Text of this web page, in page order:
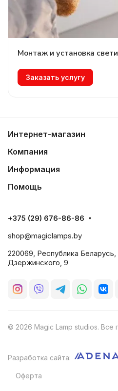
Монтаж и установка
Заказать услугу
Интернет-магазин
Компания
Информация
Помощь
+375 (29) 676-86-86
shop@magiclamps.by
220069, Республика
Дзержинского, 9
© 2026 Magic Lamp studios. Все
Разработка сайта:
Оферта